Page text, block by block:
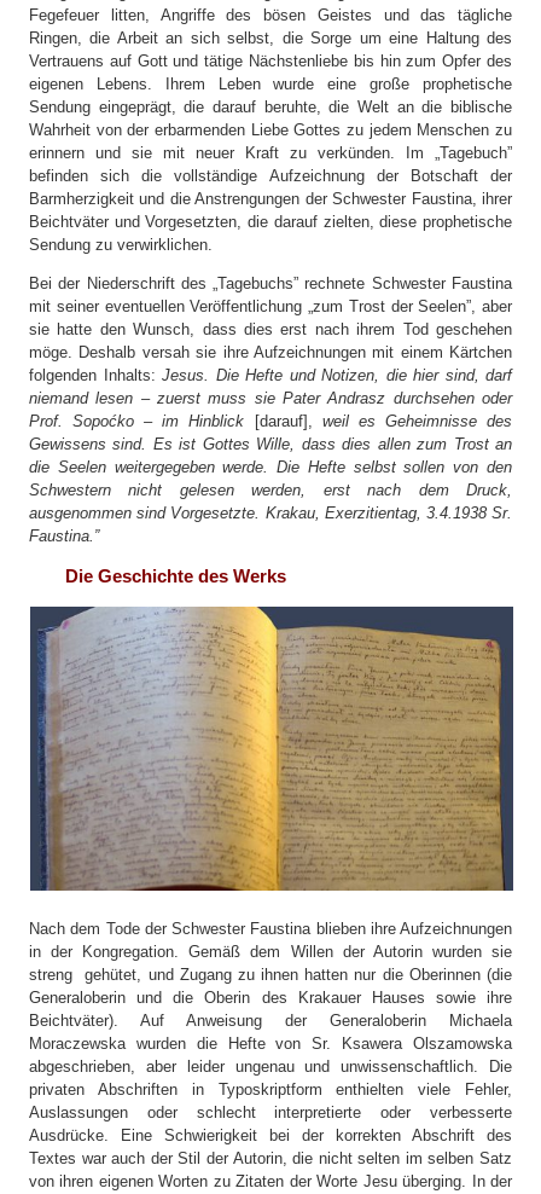
Fegefeuer litten, Angriffe des bösen Geistes und das tägliche
Ringen, die Arbeit an sich selbst, die Sorge um eine Haltung des
Vertrauens auf Gott und tätige Nächstenliebe bis hin zum Opfer des
eigenen Lebens. Ihrem Leben wurde eine große prophetische
Sendung eingeprägt, die darauf beruhte, die Welt an die biblische
Wahrheit von der erbarmenden Liebe Gottes zu jedem Menschen zu
erinnern und sie mit neuer Kraft zu verkünden. Im „Tagebuch”
befinden sich die vollständige Aufzeichnung der Botschaft der
Barmherzigkeit und die Anstrengungen der Schwester Faustina, ihrer
Beichtväter und Vorgesetzten, die darauf zielten, diese prophetische
Sendung zu verwirklichen.
Bei der Niederschrift des „Tagebuchs” rechnete Schwester Faustina
mit seiner eventuellen Veröffentlichung „zum Trost der Seelen”, aber
sie hatte den Wunsch, dass dies erst nach ihrem Tod geschehen
möge. Deshalb versah sie ihre Aufzeichnungen mit einem Kärtchen
folgenden Inhalts: Jesus. Die Hefte und Notizen, die hier sind, darf
niemand lesen – zuerst muss sie Pater Andrasz durchsehen oder
Prof. Sopoćko – im Hinblick [darauf], weil es Geheimnisse des
Gewissens sind. Es ist Gottes Wille, dass dies allen zum Trost an
die Seelen weitergegeben werde. Die Hefte selbst sollen von den
Schwestern nicht gelesen werden, erst nach dem Druck,
ausgenommen sind Vorgesetzte. Krakau, Exerzitientag, 3.4.1938 Sr.
Faustina.”
Die Geschichte des Werks
Nach dem Tode der Schwester Faustina blieben ihre Aufzeichnungen
in der Kongregation. Gemäß dem Willen der Autorin wurden sie
streng gehütet, und Zugang zu ihnen hatten nur die Oberinnen (die
Generaloberin und die Oberin des Krakauer Hauses sowie ihre
Beichtväter). Auf Anweisung der Generaloberin Michaela
Moraczewska wurden die Hefte von Sr. Ksawera Olszamowska
abgeschrieben, aber leider ungenau und unwissenschaftlich. Die
privaten Abschriften in Typoskriptform enthielten viele Fehler,
Auslassungen oder schlecht interpretierte oder verbesserte
Ausdrücke. Eine Schwierigkeit bei der korrekten Abschrift des
Textes war auch der Stil der Autorin, die nicht selten im selben Satz
von ihren eigenen Worten zu Zitaten der Worte Jesu überging. In der